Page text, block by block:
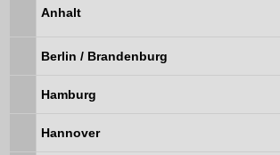
Anhalt
Berlin / Brandenburg
Hamburg
Hannover